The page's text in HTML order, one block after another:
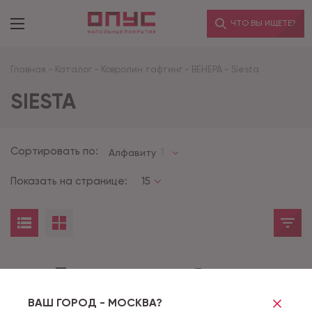
ВАШ ГОРОД - МОСКВА?
ЧТО ВЫ ИЩЕТЕ?
Главная - Каталог - Ковролин тафтинг - ВЕНЕРА - Siesta
SIESTA
Сортировать по: Алфавиту
Показать на странице: 15
Товары не найдены